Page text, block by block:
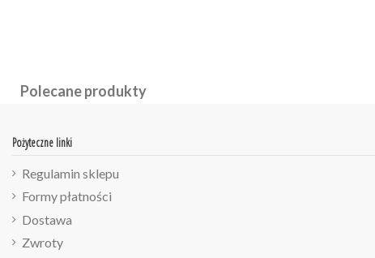
Polecane produkty
Pożyteczne linki
Regulamin sklepu
Formy płatności
Dostawa
Zwroty